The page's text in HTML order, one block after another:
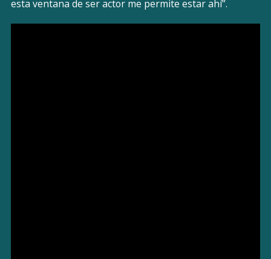
esta ventana de ser actor me permite estar ahí”.